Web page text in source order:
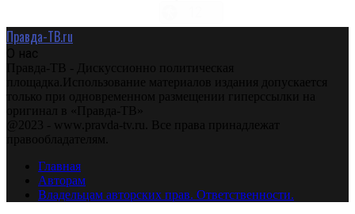
Правда-ТВ.ru
О нас
Правда-ТВ - Дискуссионно политическая
площадка.Использование материалов издания допускается
только при одновременном размещении гиперссылки на
оригинал в «Правда-ТВ»
@2023 - www.pravda-tv.ru. Все права принадлежат
правообладателям.
Главная
Авторам
Владельцам авторских прав. Ответственности.